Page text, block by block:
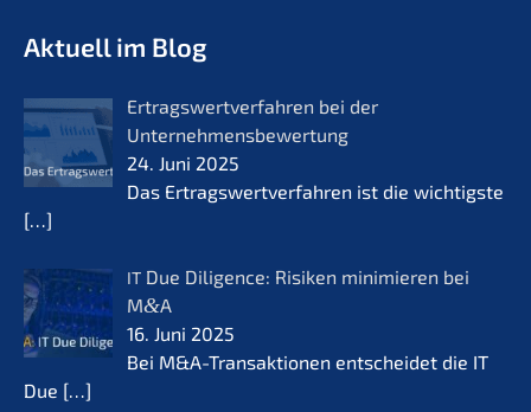
Aktuell im Blog
Ertrags­wert­ver­fah­ren bei der
Unternehmensbewertung
24. Juni 2025
Das Ertrags­wert­ver­fah­ren ist die wichtigs­te
[…]
IT Due Diligence: Risiken minimie­ren bei
M&A
16. Juni 2025
Bei M&A-Transaktionen entschei­det die IT
Due […]